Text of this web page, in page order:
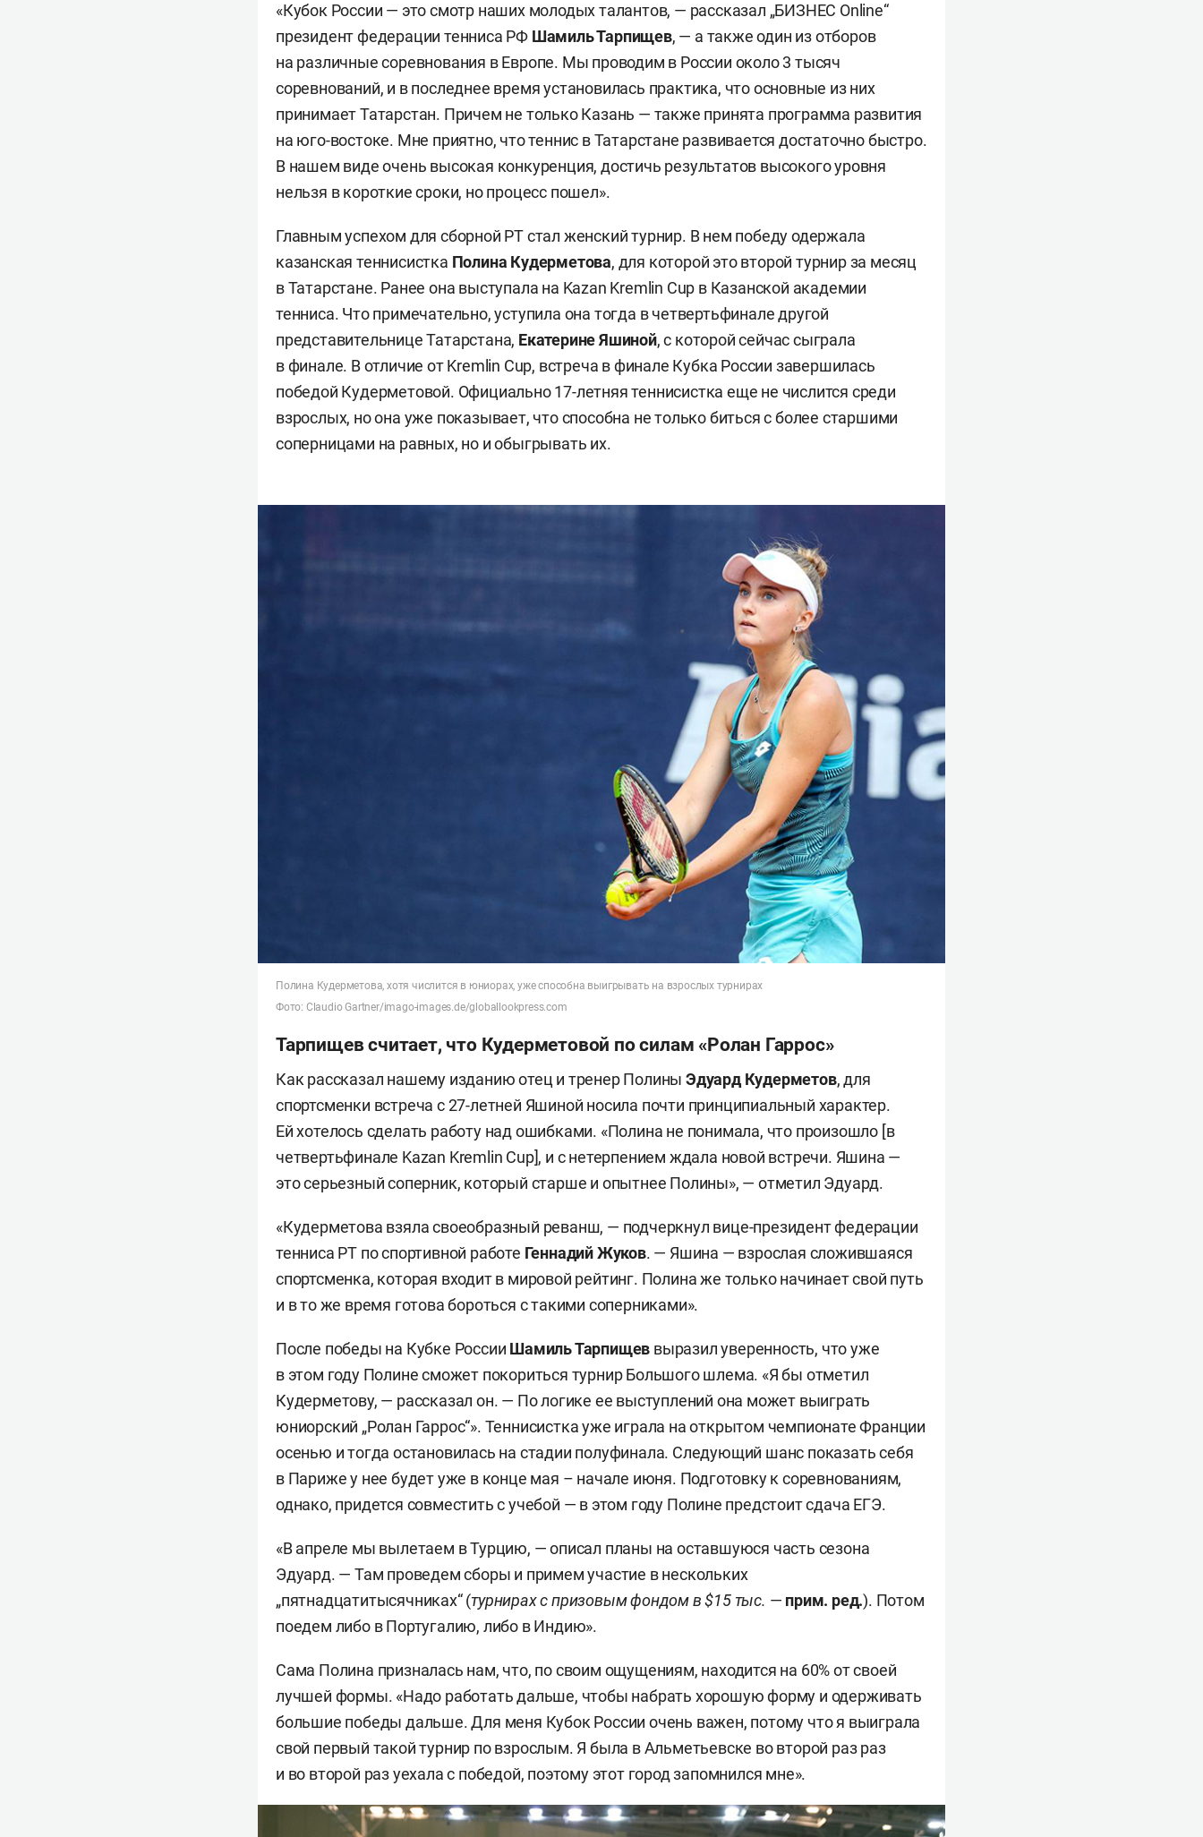
«Кубок России — это смотр наших молодых талантов, — рассказал „БИЗНЕС Online“
президент федерации тенниса РФ Шамиль Тарпищев, — а также один из отборов
на различные соревнования в Европе. Мы проводим в России около 3 тысяч
соревнований, и в последнее время установилась практика, что основные из них
принимает Татарстан. Причем не только Казань — также принята программа развития
на юго-востоке. Мне приятно, что теннис в Татарстане развивается достаточно быстро.
В нашем виде очень высокая конкуренция, достичь результатов высокого уровня
нельзя в короткие сроки, но процесс пошел».
Главным успехом для сборной РТ стал женский турнир. В нем победу одержала
казанская теннисистка Полина Кудерметова, для которой это второй турнир за месяц
в Татарстане. Ранее она выступала на Kazan Kremlin Cup в Казанской академии
тенниса. Что примечательно, уступила она тогда в четвертьфинале другой
представительнице Татарстана, Екатерине Яшиной, с которой сейчас сыграла
в финале. В отличие от Kremlin Cup, встреча в финале Кубка России завершилась
победой Кудерметовой. Официально 17-летняя теннисистка еще не числится среди
взрослых, но она уже показывает, что способна не только биться с более старшими
соперницами на равных, но и обыгрывать их.
Полина Кудерметова, хотя числится в юниорах, уже способна выигрывать на взрослых турнирах
Фото: Claudio Gartner/imago-images.de/globallookpress.com
Тарпищев считает, что Кудерметовой по силам «Ролан Гаррос»
Как рассказал нашему изданию отец и тренер Полины Эдуард Кудерметов, для
спортсменки встреча с 27-летней Яшиной носила почти принципиальный характер.
Ей хотелось сделать работу над ошибками. «Полина не понимала, что произошло [в
четвертьфинале Kazan Kremlin Cup], и с нетерпением ждала новой встречи. Яшина —
это серьезный соперник, который старше и опытнее Полины», — отметил Эдуард.
«Кудерметова взяла своеобразный реванш, — подчеркнул вице-президент федерации
тенниса РТ по спортивной работе Геннадий Жуков. — Яшина — взрослая сложившаяся
спортсменка, которая входит в мировой рейтинг. Полина же только начинает свой путь
и в то же время готова бороться с такими соперниками».
После победы на Кубке России Шамиль Тарпищев выразил уверенность, что уже
в этом году Полине сможет покориться турнир Большого шлема. «Я бы отметил
Кудерметову, — рассказал он. — По логике ее выступлений она может выиграть
юниорский „Ролан Гаррос“». Теннисистка уже играла на открытом чемпионате Франции
осенью и тогда остановилась на стадии полуфинала. Следующий шанс показать себя
в Париже у нее будет уже в конце мая – начале июня. Подготовку к соревнованиям,
однако, придется совместить с учебой — в этом году Полине предстоит сдача ЕГЭ.
«В апреле мы вылетаем в Турцию, — описал планы на оставшуюся часть сезона
Эдуард. — Там проведем сборы и примем участие в нескольких
„пятнадцатитысячниках“ (турнирах с призовым фондом в $15 тыс. — прим. ред.). Потом
поедем либо в Португалию, либо в Индию».
Сама Полина призналась нам, что, по своим ощущениям, находится на 60% от своей
лучшей формы. «Надо работать дальше, чтобы набрать хорошую форму и одерживать
большие победы дальше. Для меня Кубок России очень важен, потому что я выиграла
свой первый такой турнир по взрослым. Я была в Альметьевске во второй раз раз
и во второй раз уехала с победой, поэтому этот город запомнился мне».